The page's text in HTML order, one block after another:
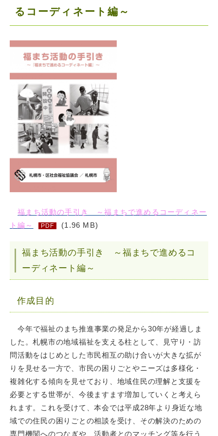
るコーディネート編～
福まち活動の手引き ～福まちで進めるコーディネー
ト編～
PDF (1.96 MB)
福まち活動の手引き ～福まちで進めるコ
ーディネート編～
作成目的
今年で福祉のまち推進事業の発足から30年が経過しま
した。札幌市の地域福祉を支える柱として、見守り・訪
問活動をはじめとした市民相互の助け合いが大きな拡が
りを見せる一方で、市民の困りごとやニーズは多様化・
複雑化する傾向を見せており、地域住民の理解と支援を
必要とする世帯が、今後ますます増加していくと考えら
れます。これを受けて、本会では平成28年より身近な地
域での住民の困りごとの相談を受け、その解決のための
専門機関へのつなぎや、活動者とのマッチング等を行う